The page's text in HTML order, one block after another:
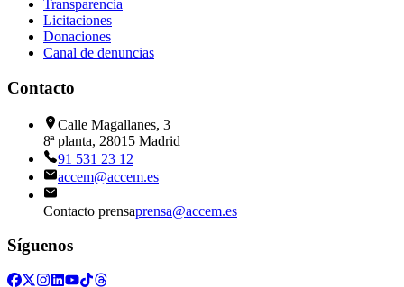
Transparencia
Licitaciones
Donaciones
Canal de denuncias
Contacto
Calle Magallanes, 3
8ª planta, 28015 Madrid
91 531 23 12
accem@accem.es
Contacto prensaprensa@accem.es
Síguenos